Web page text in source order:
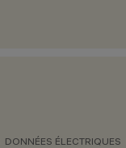
DONNÉES ÉLECTRIQUES